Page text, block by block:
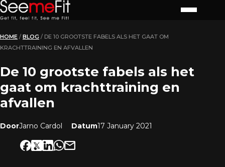
HOME / BLOG / DE 10 GROOTSTE FABELS ALS HET GAAT OM
KRACHTTRAINING EN AFVALLEN
De 10 grootste fabels als het
gaat om krachttraining en
afvallen
DoorJarno Cardol Datum17 January 2021